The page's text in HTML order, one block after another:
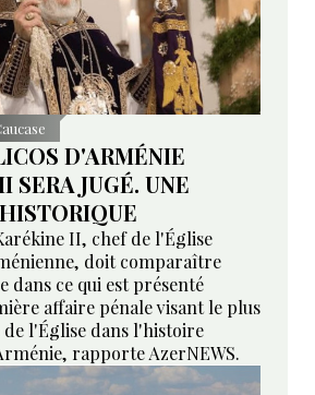
D'ARMÉNIE
SERA JUGÉ. UNE
II, chef de l'Église
doit comparaître
dans ce qui est présenté
affaire pénale visant le plus
l'Église dans l'histoire
rapporte AzerNEWS.